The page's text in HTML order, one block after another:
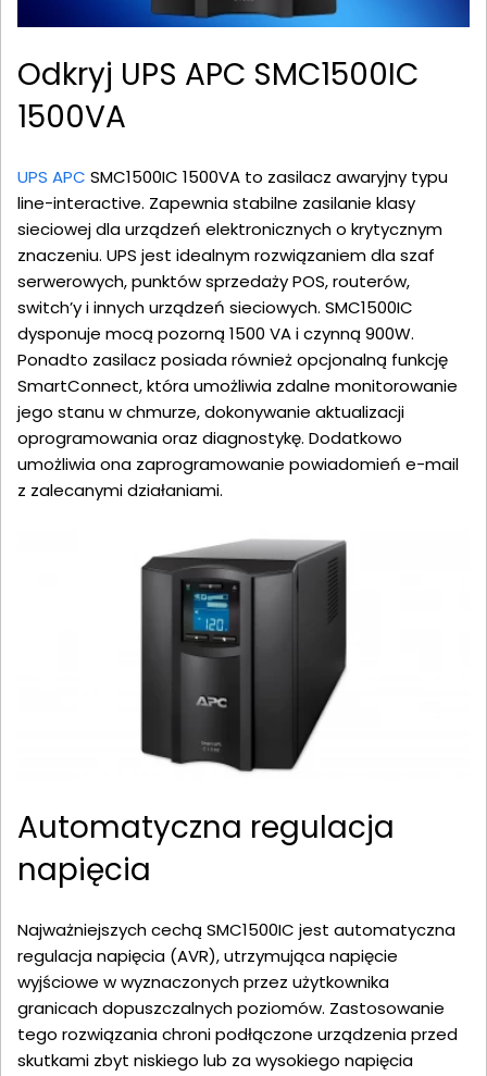
Odkryj UPS APC SMC1500IC
1500VA
UPS APC SMC1500IC 1500VA to zasilacz awaryjny typu
line-interactive. Zapewnia stabilne zasilanie klasy
sieciowej dla urządzeń elektronicznych o krytycznym
znaczeniu. UPS jest idealnym rozwiązaniem dla szaf
serwerowych, punktów sprzedaży POS, routerów,
switch’y i innych urządzeń sieciowych. SMC1500IC
dysponuje mocą pozorną 1500 VA i czynną 900W.
Ponadto zasilacz posiada również opcjonalną funkcję
SmartConnect, która umożliwia zdalne monitorowanie
jego stanu w chmurze, dokonywanie aktualizacji
oprogramowania oraz diagnostykę. Dodatkowo
umożliwia ona zaprogramowanie powiadomień e-mail
z zalecanymi działaniami.
Automatyczna regulacja
napięcia
Najważniejszych cechą SMC1500IC jest automatyczna
regulacja napięcia (AVR), utrzymująca napięcie
wyjściowe w wyznaczonych przez użytkownika
granicach dopuszczalnych poziomów. Zastosowanie
tego rozwiązania chroni podłączone urządzenia przed
skutkami zbyt niskiego lub za wysokiego napięcia